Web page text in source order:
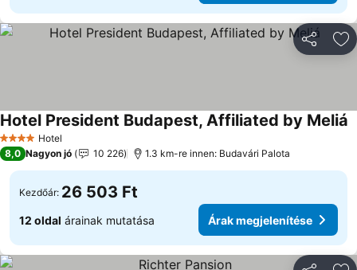
4 KategóriaHotel
Hotel President Budapest, Affiliated by Meliá
8,0 Nagyon jó 10 226 1.3 km-re innen: Budavári Palota
Kezdőár: 26 503 Ft
12 oldal árainak mutatása Árak megjelenítése